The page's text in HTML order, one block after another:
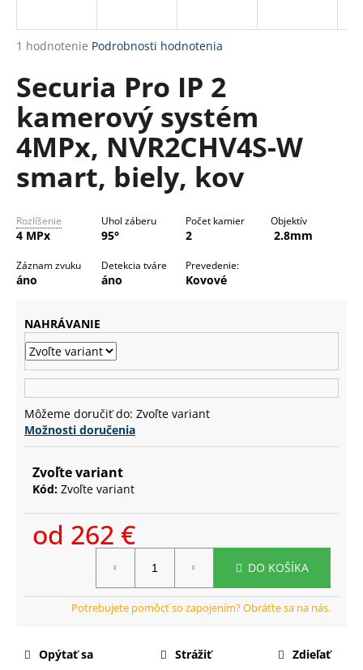
Priemerné
produktu
je
5,0
hviezdičiek.
1 hodnotenie Podrobnosti hodnotenia
Securia Pro IP 2
kamerový systém
4MPx, NVR2CHV4S-W
smart, biely, kov
Rozlíšenie
4 MPx
Uhol záberu
95°
Počet kamier
2
Objektív
2.8mm
Záznam zvuku
áno
Detekcia tváre
áno
Prevedenie:
Kovové
NAHRÁVANIE
Môžeme doručiť do: Zvoľte variant
Možnosti doručenia
Zvoľte variant
Kód: Zvoľte variant
od 262 €
DO KOŠÍKA
Opýtať sa Strážiť Zdieľať
j
ť
?
HĽADAŤ
O
d
ú
a
m
e